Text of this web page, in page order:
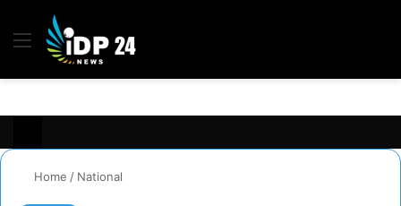
Menu
Home / National